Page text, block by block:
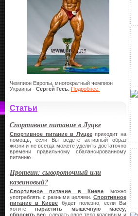
Чемпион Европы, многократный чемпион
Украины - Сергей Гесь. Подробнее.
Статьи
Спортивное питание в Луцке
Спортивное питание в Луцкеприходит на
помощь, если Вы ведете активный образ
жизни и не всегда можете уделить достаточно
времени правильному сбалансированному
питанию.
Протеин: сывороточный или
казеиновый?
Спортивное питание в Киеве можно
употреблять с разными целями. Спортивное
питание в Киеве будет полезно, если Вы
хотитенарастить мышечную массу
сбросить вес , сделать свое тело красивым и